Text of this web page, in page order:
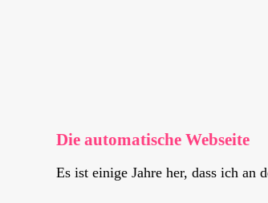
Die automatische Webseite
Es ist einige Jahre her, dass ich an